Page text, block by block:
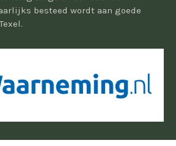
besteed wordt aan goede